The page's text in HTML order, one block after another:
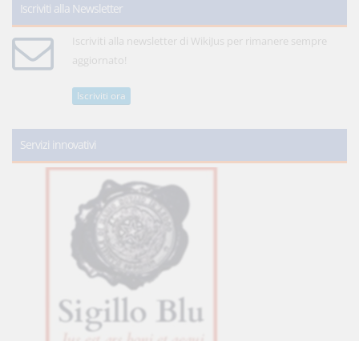
Iscriviti alla Newsletter
Iscriviti alla newsletter di WikiJus per rimanere sempre
aggiornato!
Iscriviti ora
Servizi innovativi